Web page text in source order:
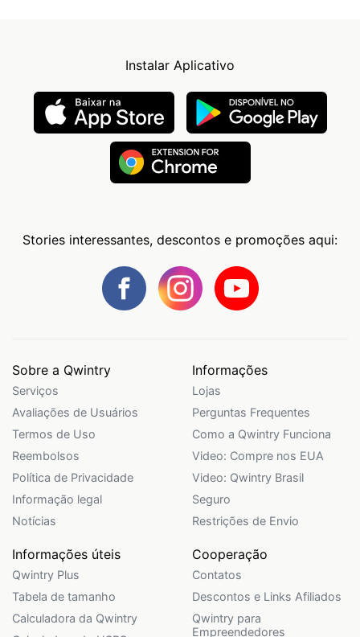
Instalar Aplicativo
Stories interessantes, descontos e promoções aqui:
Sobre a Qwintry
Serviços
Avaliações de Usuários
Termos de Uso
Reembolsos
Política de Privacidade
Informação legal
Notícias
Informações
Lojas
Perguntas Frequentes
Como a Qwintry Funciona
Video: Compre nos EUA
Video: Qwintry Brasil
Seguro
Restrições de Envio
Informações úteis
Qwintry Plus
Tabela de tamanho
Calculadora da Qwintry
Cooperação
Contatos
Descontos e Links Afiliados
Qwintry para
Empreendedores